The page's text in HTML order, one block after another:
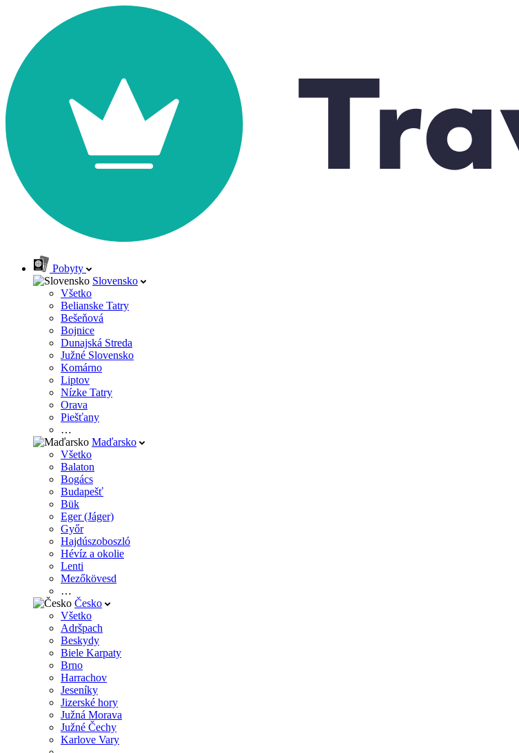
Pobyty
Slovensko
Všetko
Belianske Tatry
Bešeňová
Bojnice
Dunajská Streda
Južné Slovensko
Komárno
Liptov
Nízke Tatry
Orava
Piešťany
…
Maďarsko
Všetko
Balaton
Bogács
Budapešť
Bük
Eger (Jáger)
Győr
Hajdúszoboszló
Hévíz a okolie
Lenti
Mezőkövesd
…
Česko
Všetko
Adršpach
Beskydy
Biele Karpaty
Brno
Harrachov
Jeseníky
Jizerské hory
Južná Morava
Južné Čechy
Karlove Vary